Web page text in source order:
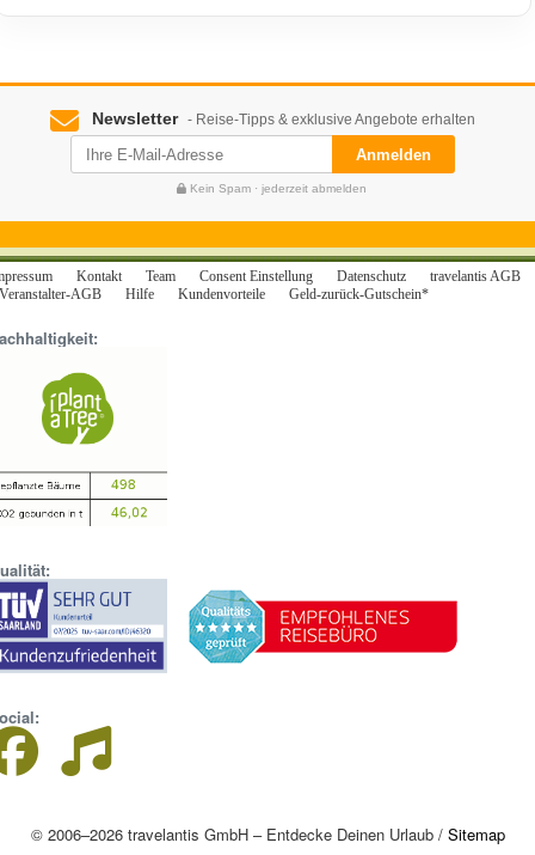
Newsletter - Reise-Tipps & exklusive Angebote erhalten
Anmelden
Kein Spam · jederzeit abmelden
Kontakt Team Consent Einstellung Datenschutz
travelantis AGB
Veranstalter-AGB
Hilfe Kundenvorteile Geld-zurück-Gutschein*
© 2006–2026 travelantis GmbH – Entdecke Deinen Urlaub / Sitemap